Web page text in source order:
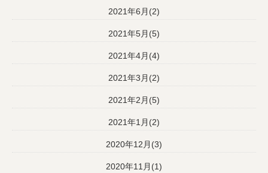
2021年6月(2)
2021年5月(5)
2021年4月(4)
2021年3月(2)
2021年2月(5)
2021年1月(2)
2020年12月(3)
2020年11月(1)